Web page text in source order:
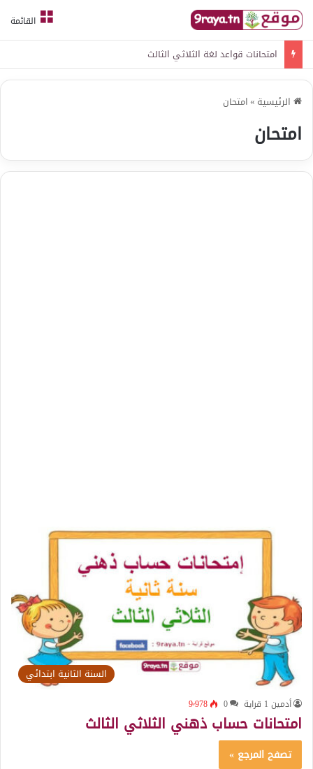
القائمة
امتحانات قواعد لغة الثلاثي الثالث
الرئيسية »امتحان
امتحان
السنة الثانية ابتدائي
أدمين 1 قراية 0 9٬978
امتحانات حساب ذهني الثلاثي الثالث
تصفح المرجع »